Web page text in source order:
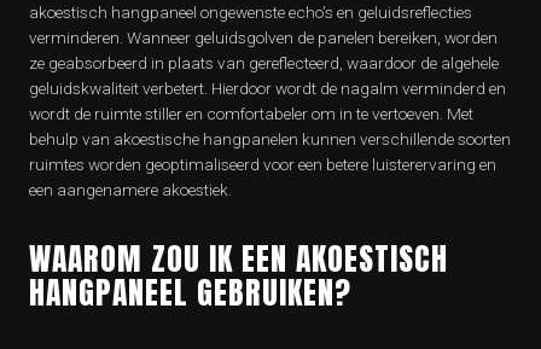
akoestisch hangpaneel ongewenste echo’s en geluidsreflecties
verminderen. Wanneer geluidsgolven de panelen bereiken, worden
ze geabsorbeerd in plaats van gereflecteerd, waardoor de algehele
geluidskwaliteit verbetert. Hierdoor wordt de nagalm verminderd en
wordt de ruimte stiller en comfortabeler om in te vertoeven. Met
behulp van akoestische hangpanelen kunnen verschillende soorten
ruimtes worden geoptimaliseerd voor een betere luisterervaring en
een aangenamere akoestiek.
WAAROM ZOU IK EEN AKOESTISCH
HANGPANEEL GEBRUIKEN?